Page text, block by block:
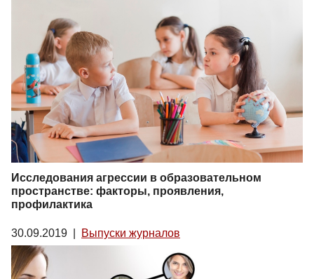
Исследования агрессии в образовательном
пространстве: факторы, проявления,
профилактика
30.09.2019 Выпуски журналов